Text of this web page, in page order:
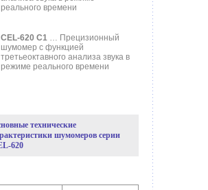
реального времени
CEL-620 C1 … Прецизионный
шумомер с функцией
третьеоктавного анализа звука в
режиме реального времени
технические
шумомеров серии
620